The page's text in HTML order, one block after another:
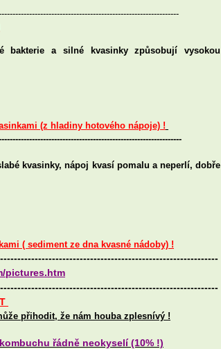
bakterie a silné kvasinky způsobují vysokou
(z hladiny hotového nápoje) !
kvasinky, nápoj kvasí pomalu a neperlí, dobře
( sediment ze dna kvasné nádoby) !
pictures.htm
přihodit, že nám houba zplesnívý !
řádně neokyselí (10% !)